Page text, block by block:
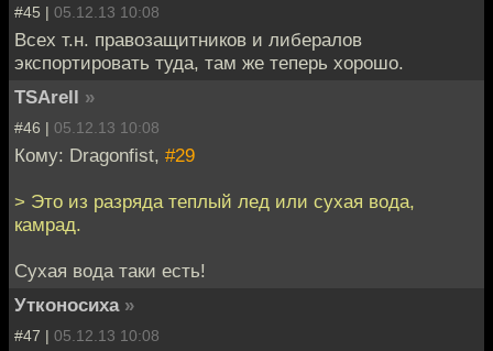
#45 | 05.12.13 10:08
Всех т.н. правозащитников и либералов
экспортировать туда, там же теперь хорошо.
TSArell »
#46 | 05.12.13 10:08
Кому: Dragonfist, #29
> Это из разряда теплый лед или сухая вода,
камрад.
Сухая вода таки есть!
Утконосиха »
#47 | 05.12.13 10:08